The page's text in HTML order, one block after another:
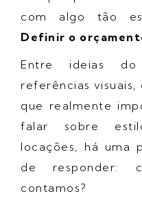
com algo tão
Definir o
Entre ideias
referências
que realmente
falar sobre
locações, há uma
de responder:
contamos?